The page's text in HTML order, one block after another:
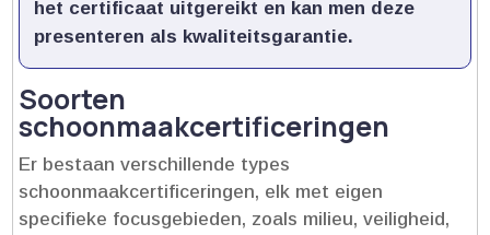
het certificaat uitgereikt en kan men deze
presenteren als kwaliteitsgarantie.​
Soorten
schoonmaakcertificeringen
Er bestaan verschillende types
schoonmaakcertificeringen, elk met eigen
specifieke focusgebieden, zoals milieu, veiligheid,